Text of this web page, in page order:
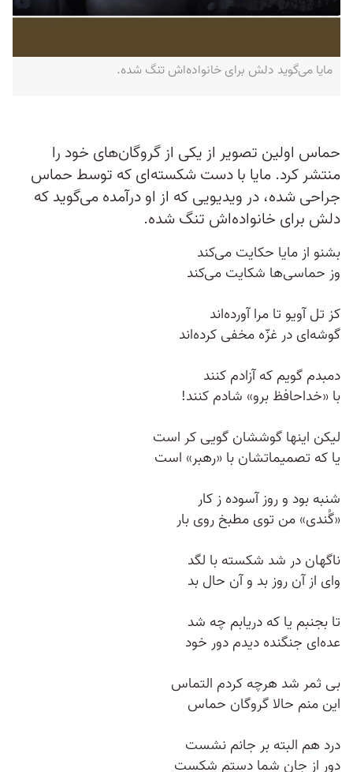
مایا می‌گوید دلش برای خانواده‌اش تنگ شده.
حماس اولین تصویر از یکی از گروگان‌های خود را
منتشر کرد. مایا با دست شکسته‌ای که توسط حماس
جراحی شده، در ویدیویی که از او درآمده می‌گوید که
دلش برای خانواده‌اش تنگ شده.
بشنو از مایا حکایت می‌کند
وز حماسی‌ها شکایت می‌کند
کز تل آویو تا مرا آورده‌اند
گوشه‌ای در غزّه مخفی کرده‌اند
دمبدم گویم که آزادم کنند
با «خداحافظ برو» شادم کنند!
لیکن اینها گوششان گویی کر است
یا که تصمیماتشان با «رهبر» است
شنبه بود و روز آسوده ز کار
«گُندی» من توی مطبخ روی بار
ناگهان در شد شکسته با لگد
وای از آن روز بد و آن حال بد
تا بجنبم یا که دریابم چه شد
عده‌ای جنگنده دیدم دور خود
بی ثمر شد هرچه کردم التماس
این منم حالا گروگان حماس
درد هم البته بر جانم نشست
دور از جان شما دستم شکست